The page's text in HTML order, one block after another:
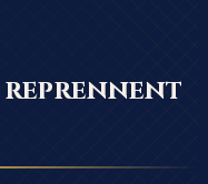
reprennent